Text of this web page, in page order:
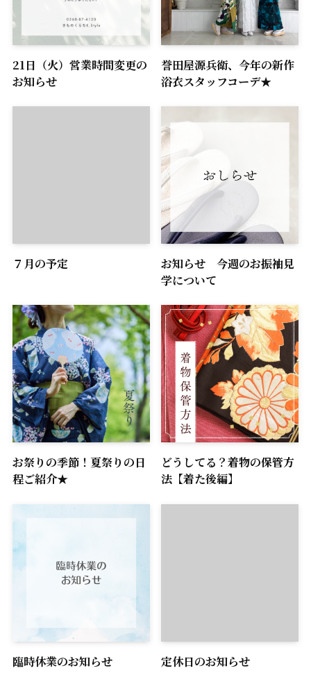
21日（火）営業時間変更の
お知らせ
誉田屋源兵衛、今年の新作
浴衣スタッフコーデ★
７月の予定
お知らせ 今週のお振袖見
学について
お祭りの季節！夏祭りの日
程ご紹介★
どうしてる？着物の保管方
法【着た後編】
臨時休業のお知らせ 定休日のお知らせ